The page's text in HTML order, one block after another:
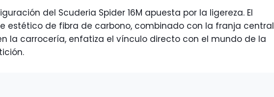
del Scuderia Spider 16M apuesta por la ligereza. El
estético de fibra de carbono, combinado con la franja central
la carrocería, enfatiza el vínculo directo con el mundo de la